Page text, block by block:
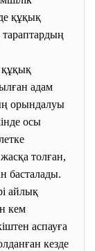
құқық
құқық
адам
орындалуы
осы
толған,
басталады.
айлық
кем
аспауға
кезде